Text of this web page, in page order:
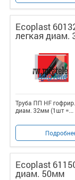
Ecoplast
легкая диам.
Труба ПП HF гофрир.
диам. 32мм (1шт =...
Ecoplast
диам. 50мм